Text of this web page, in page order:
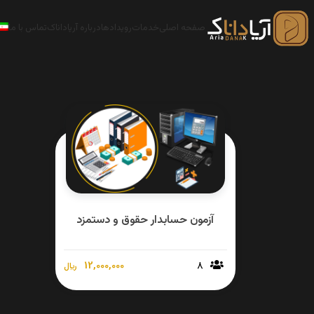
صفحه اصلی خدمات رویدادها درباره آریاداناکتماس با ما
آزمون حسابدار حقوق و دستمزد
8
12,000,000 ﷼